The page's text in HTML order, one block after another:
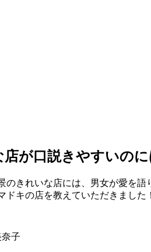
が口説きやすいのに
のきれいな店には、男女が愛を
ドキの店を教えていただきました！
子